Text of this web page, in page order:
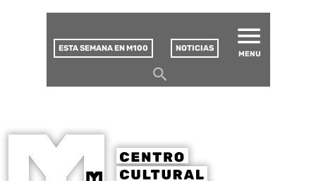
CULTURAL
ESTA SEMANA EN M100 NOTICIAS
MENU